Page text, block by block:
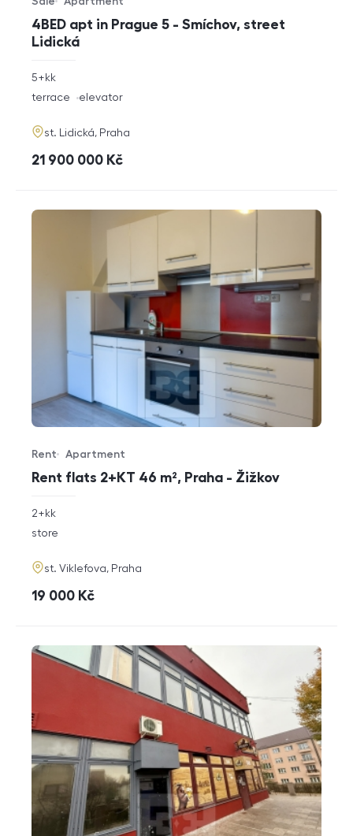
4BED apt in Prague 5 - Smíchov, street
Lidická
Offer type
Property type
rozměry
disposition
5+kk
funkce
terrace elevator
adresa
st. Lidická, Praha
cena
21 900 000 Kč
Rent flats 2+KT 46 m², Praha - Žižkov
Offer type
Rent
Property type
Apartment
rozměry
disposition
2+kk
funkce
store
adresa
st. Viklefova, Praha
cena
19 000 Kč